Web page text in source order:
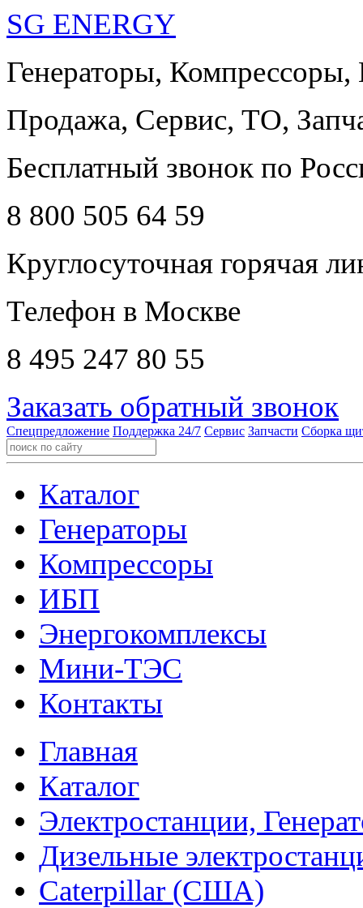
SG ENERGY
Генераторы,
Продажа, Сервис, ТО,
Бесплатный звонок по
8 800 505 64 59
Круглосуточная горячая
Телефон в Москве
8 495 247 80 55
Заказать обратный звонок
Спецпредложение Поддержка 24/7 Сервис Запчасти Сборка
Каталог
Генераторы
Компрессоры
ИБП
Энергокомплексы
Мини-ТЭС
Контакты
Главная
Каталог
Электростанции,
Дизельные
Caterpillar (США)